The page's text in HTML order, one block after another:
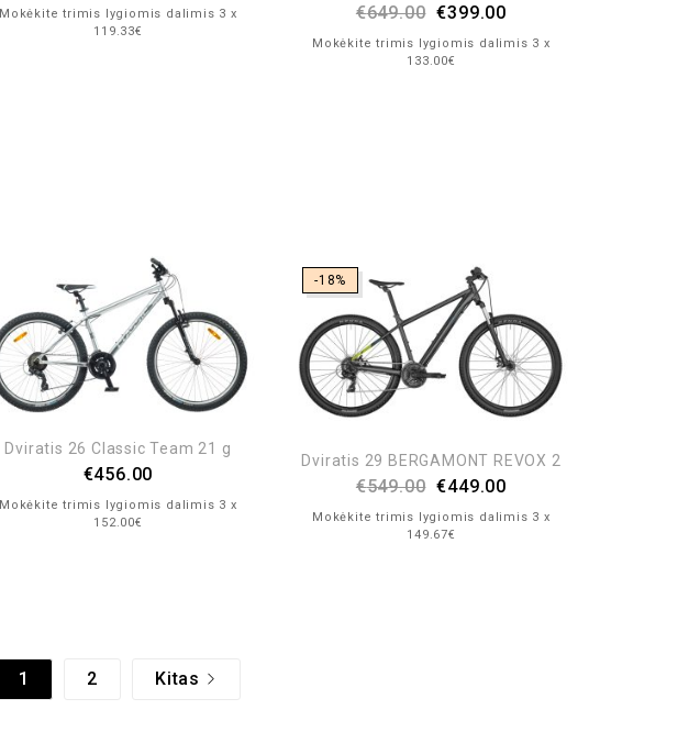
Mokėkite trimis lygiomis dalimis 3 x
119.33€
€649.00 €399.00
Mokėkite trimis lygiomis dalimis 3 x
133.00€
Dviratis 26 Classic Team 21 g
€456.00
Mokėkite trimis lygiomis dalimis 3 x
152.00€
-18%
Dviratis 29 BERGAMONT REVOX 2
€549.00 €449.00
Mokėkite trimis lygiomis dalimis 3 x
149.67€
1 2 Kitas